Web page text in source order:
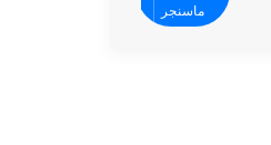
ماسنجر